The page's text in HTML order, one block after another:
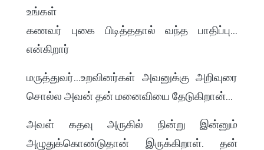
உங்கள்
கணவர் புகை பிடித்ததால் வந்த பாதிப்பு…
என்கிறார்
மருத்துவர்…உறவினர்கள் அவனுக்கு அறிவுரை
சொல்ல அவன் தன் மனைவியை தேடுகிறான்…
அவள் கதவு அருகில் நின்று இன்னும்
அழுதுக்கொண்டுதான் இருக்கிறாள். தன்